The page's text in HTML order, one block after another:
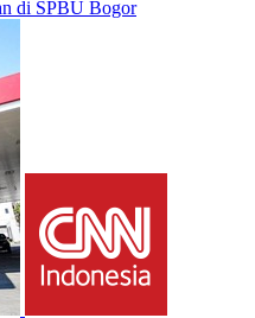
di SPBU Bogor